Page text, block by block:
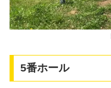
5番ホール